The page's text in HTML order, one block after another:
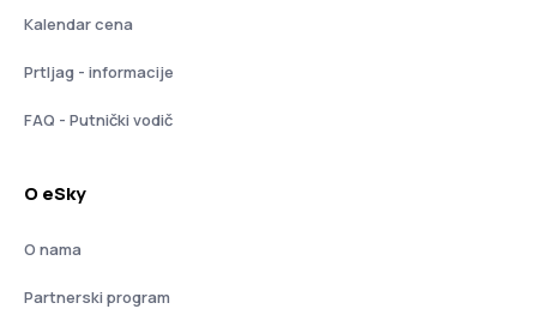
Kalendar cena
Prtljag - informacije
FAQ - Putnički vodič
O eSky
O nama
Partnerski program